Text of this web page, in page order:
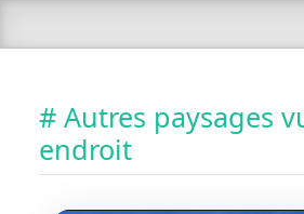
# Autres paysages
endroit